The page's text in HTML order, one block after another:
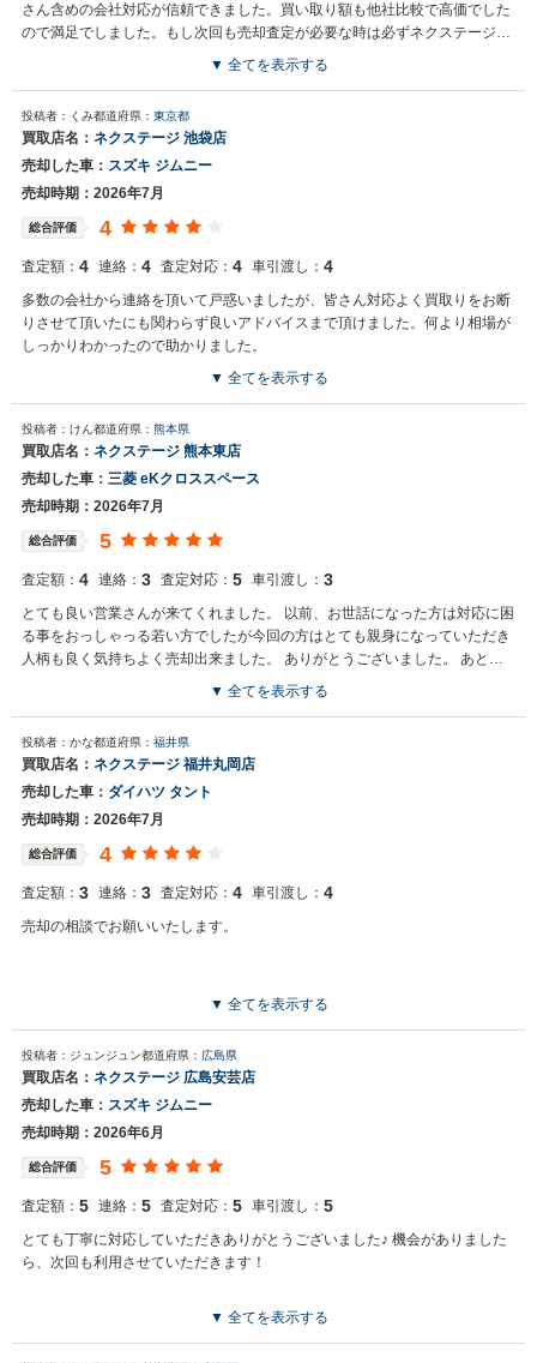
さん含めの会社対応が信頼できました。買い取り額も他社比較で高価でした
ので満足でしました。もし次回も売却査定が必要な時は必ずネクステージさ
▼ 全てを表示する
投稿者：くみ都道府県： 東京都
買取店名： ネクステージ 池袋店
売却した車： スズキ ジムニー
売却時期：2026年7月
総合評価 4
査定額： 4 連絡： 4 査定対応： 4 車引渡し： 4
多数の会社から連絡を頂いて戸惑いましたが、皆さん対応よく買取りをお断
りさせて頂いたにも関わらず良いアドバイスまで頂けました。何より相場が
しっかりわかったので助かりました。
▼ 全てを表示する
投稿者：けん都道府県： 熊本県
買取店名： ネクステージ 熊本東店
売却した車： 三菱 eKクロススペース
売却時期：2026年7月
総合評価 5
査定額： 4 連絡： 3 査定対応： 5 車引渡し： 3
とても良い営業さんが来てくれました。 以前、お世話になった方は対応に困
る事をおっしゃっる若い方でしたが今回の方はとても親身になっていただき
人柄も良く気持ちよく売却出来ました。 ありがとうございました。 あと
は、陸送で引き取りに来れれる業者さんの対応しだいですかね。 ネクステー
▼ 全てを表示する
投稿者：かな都道府県： 福井県
買取店名： ネクステージ 福井丸岡店
売却した車： ダイハツ タント
売却時期：2026年7月
総合評価 4
査定額： 3 連絡： 3 査定対応： 4 車引渡し： 4
売却の相談でお願いいたします。
▼ 全てを表示する
投稿者：ジュンジュン都道府県： 広島県
買取店名： ネクステージ 広島安芸店
売却した車： スズキ ジムニー
売却時期：2026年6月
総合評価 5
査定額： 5 連絡： 5 査定対応： 5 車引渡し： 5
とても丁寧に対応していただきありがとうございました♪ 機会がありました
ら、次回も利用させていただきます！
▼ 全てを表示する